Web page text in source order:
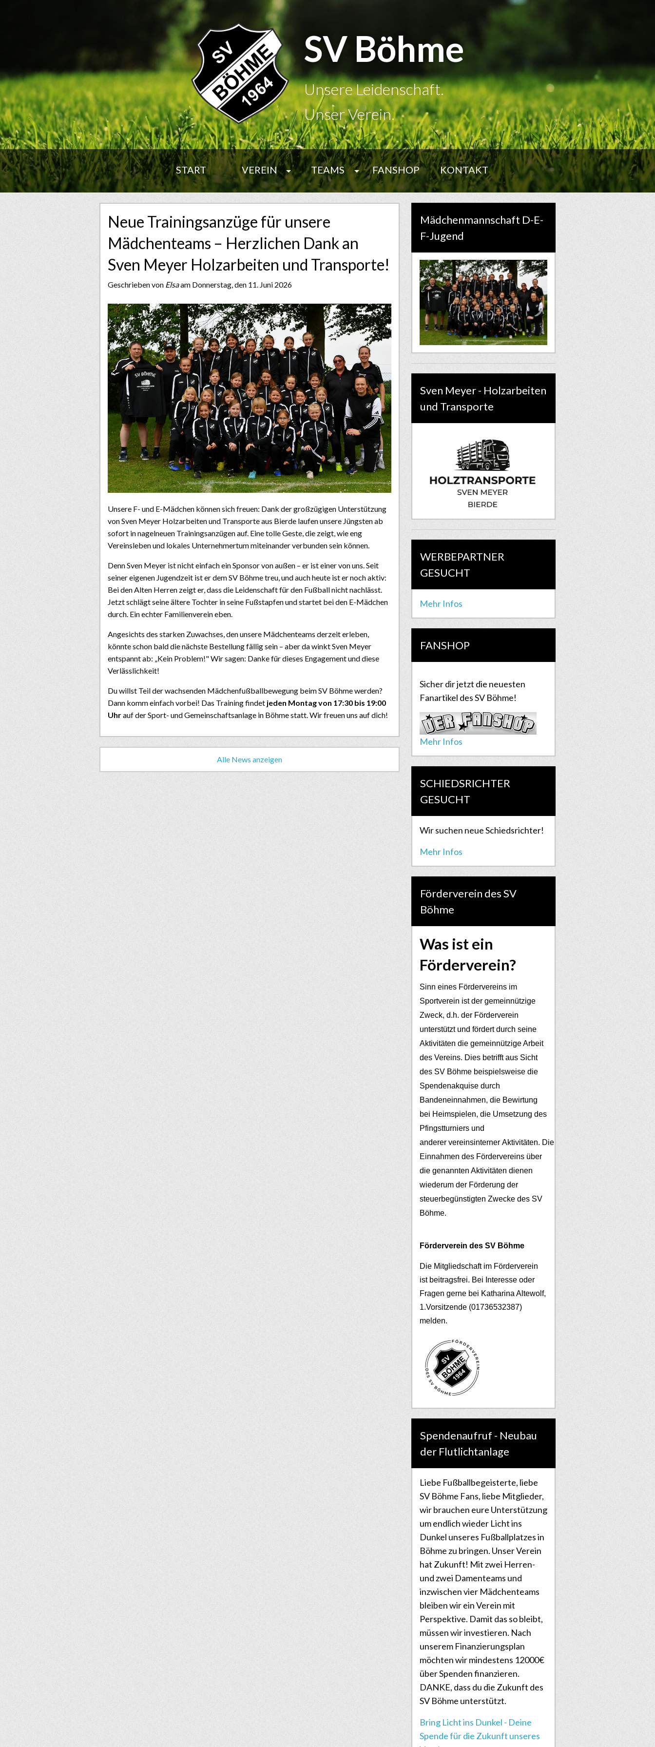
SV Böhme
Unsere Leidenschaft.
Unser Verein.
START VEREIN TEAMS FANSHOP KONTAKT
Neue Trainingsanzüge für unsere
Mädchenteams – Herzlichen Dank an
Sven Meyer Holzarbeiten und Transporte!
Geschrieben von Elsaam Donnerstag, den 11. Juni 2026
Unsere F- und E-Mädchen können sich freuen: Dank der großzügigen Unterstützung
von Sven Meyer Holzarbeiten und Transporte aus Bierde laufen unsere Jüngsten ab
sofort in nagelneuen Trainingsanzügen auf. Eine tolle Geste, die zeigt, wie eng
Vereinsleben und lokales Unternehmertum miteinander verbunden sein können.
Denn Sven Meyer ist nicht einfach ein Sponsor von außen – er ist einer von uns. Seit
seiner eigenen Jugendzeit ist er dem SV Böhme treu, und auch heute ist er noch aktiv:
Bei den Alten Herren zeigt er, dass die Leidenschaft für den Fußball nicht nachlässt.
Jetzt schlägt seine ältere Tochter in seine Fußstapfen und startet bei den E-Mädchen
durch. Ein echter Familienverein eben.
Angesichts des starken Zuwachses, den unsere Mädchenteams derzeit erleben,
könnte schon bald die nächste Bestellung fällig sein – aber da winkt Sven Meyer
entspannt ab: „Kein Problem!" Wir sagen: Danke für dieses Engagement und diese
Verlässlichkeit!
Du willst Teil der wachsenden Mädchenfußballbewegung beim SV Böhme werden?
Dann komm einfach vorbei! Das Training findet jeden Montag von 17:30 bis 19:00
Uhrauf der Sport- und Gemeinschaftsanlage in Böhme statt. Wir freuen uns auf dich!
Alle News anzeigen
Mädchenmannschaft D-E-
F-Jugend
Sven Meyer - Holzarbeiten
und Transporte
WERBEPARTNER
GESUCHT
Mehr Infos
FANSHOP
Sicher dir jetzt die neuesten
Fanartikel des SV Böhme!
Mehr Infos
SCHIEDSRICHTER
GESUCHT
Wir suchen neue Schiedsrichter!
Mehr Infos
Förderverein des SV
Böhme
Was ist ein
Förderverein?
Sinn eines Fördervereins im
Sportverein ist der gemeinnützige
Zweck, d.h. der Förderverein
unterstützt und fördert durch seine
Aktivitäten die gemeinnützige Arbeit
des Vereins. Dies betrifft aus Sicht
des SV Böhme beispielsweise die
Spendenakquise durch
Bandeneinnahmen, die Bewirtung
bei Heimspielen, die Umsetzung des
Pfingstturniers und
anderer vereinsinterner Aktivitäten. Die
Einnahmen des Fördervereins über
die genannten Aktivitäten dienen
wiederum der Förderung der
steuerbegünstigten Zwecke des SV
Böhme.
Förderverein des SV Böhme
Die Mitgliedschaft im Förderverein
ist beitragsfrei. Bei Interesse oder
Fragen gerne bei Katharina Altewolf,
1.Vorsitzende (01736532387)
melden.
Spendenaufruf - Neubau
der Flutlichtanlage
Liebe Fußballbegeisterte, liebe
SV Böhme Fans, liebe Mitglieder,
wir brauchen eure Unterstützung
um endlich wieder Licht ins
Dunkel unseres Fußballplatzes in
Böhme zu bringen. Unser Verein
hat Zukunft! Mit zwei Herren-
und zwei Damenteams und
inzwischen vier Mädchenteams
bleiben wir ein Verein mit
Perspektive. Damit das so bleibt,
müssen wir investieren. Nach
unserem Finanzierungsplan
möchten wir mindestens 12000€
über Spenden finanzieren.
DANKE, dass du die Zukunft des
SV Böhme unterstützt.
Bring Licht ins Dunkel - Deine
Spende für die Zukunft unseres